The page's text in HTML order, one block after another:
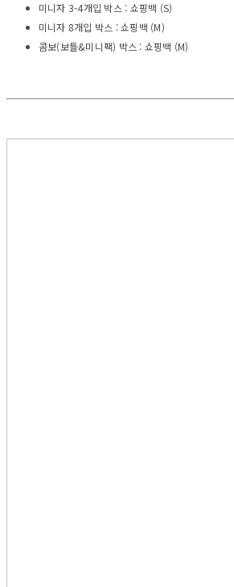
미니자 3-4개입 박스 : 쇼핑백 (S)
미니자 8개입 박스 : 쇼핑백 (M)
콤보(보틀&미니팩) 박스 : 쇼핑백 (M)